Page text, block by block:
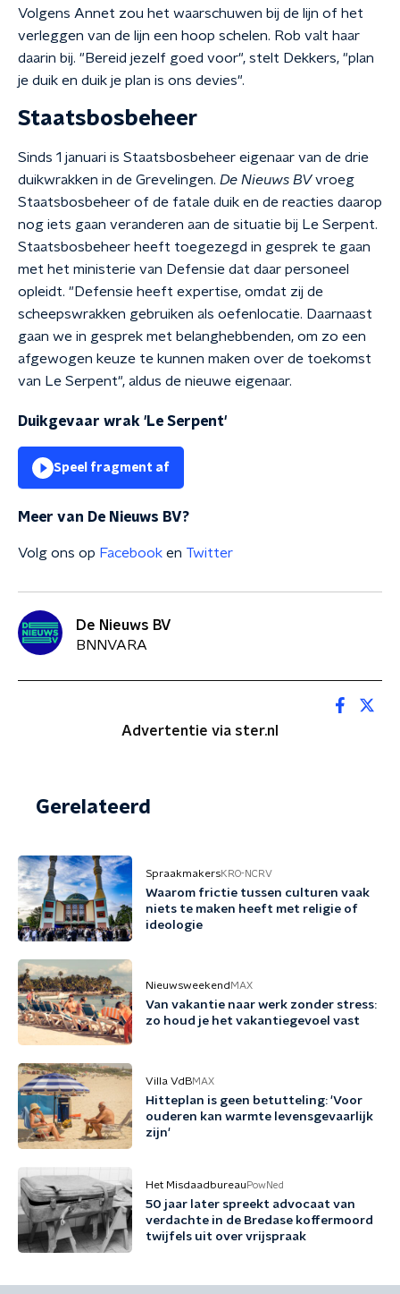
Volgens Annet zou het waarschuwen bij de lijn of het
verleggen van de lijn een hoop schelen. Rob valt haar
daarin bij. "Bereid jezelf goed voor", stelt Dekkers, "plan
je duik en duik je plan is ons devies".
Staatsbosbeheer
Sinds 1 januari is Staatsbosbeheer eigenaar van de drie
duikwrakken in de Grevelingen. De Nieuws BVvroeg
Staatsbosbeheer of de fatale duik en de reacties daarop
nog iets gaan veranderen aan de situatie bij Le Serpent.
Staatsbosbeheer heeft toegezegd in gesprek te gaan
met het ministerie van Defensie dat daar personeel
opleidt. "Defensie heeft expertise, omdat zij de
scheepswrakken gebruiken als oefenlocatie. Daarnaast
gaan we in gesprek met belanghebbenden, om zo een
afgewogen keuze te kunnen maken over de toekomst
van Le Serpent", aldus de nieuwe eigenaar.
Duikgevaar wrak 'Le Serpent'
Speel fragment af
Meer van De Nieuws BV?
Volg ons op Facebook en Twitter
De Nieuws BV
BNNVARA
Advertentie via ster.nl
Gerelateerd
SpraakmakersKRO-NCRV
Waarom frictie tussen culturen vaak
niets te maken heeft met religie of
ideologie
Nieuwsweekend MAX
Van vakantie naar werk zonder stress:
zo houd je het vakantiegevoel vast
Villa VdBMAX
Hitteplan is geen betutteling: 'Voor
ouderen kan warmte levensgevaarlijk
zijn'
Het Misdaadbureau PowNed
50 jaar later spreekt advocaat van
verdachte in de Bredase koffermoord
twijfels uit over vrijspraak